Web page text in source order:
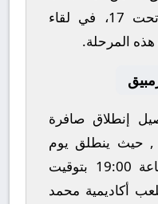
17
، في لقاء
المرحلة.
إنطلاق صافرة
, حيث ينطلق يوم
19:00 بتوقيت
أكاديمية محمد